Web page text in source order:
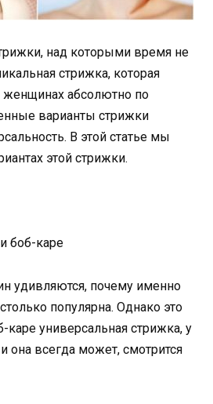
над которыми время не
стрижка, которая
женщинах абсолютно по
варианты стрижки
В этой статье мы
этой стрижки.
боб-каре
удивляются, почему именно
популярна. Однако это
каре универсальная стрижка, у
она всегда может, смотрится